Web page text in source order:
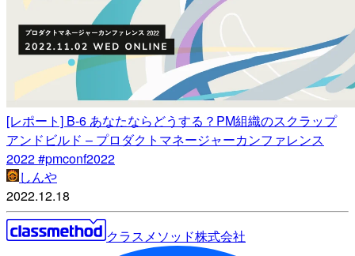
[レポート] B-6 あなたならどうする？PM組織のスクラップ
アンドビルド – プロダクトマネージャーカンファレンス
2022 #pmconf2022
しんや
2022.12.18
クラスメソッド株式会社